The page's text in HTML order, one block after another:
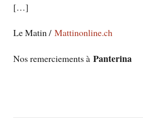
[…]
Le Matin/ Mattinonline.ch
Nos remerciements à Panterina